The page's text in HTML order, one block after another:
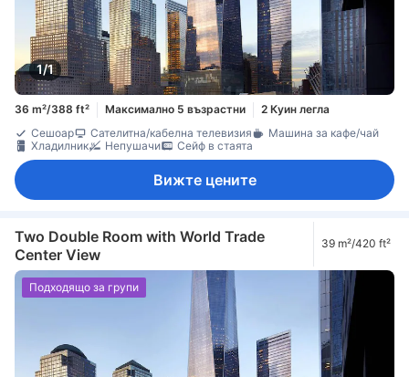
1/1
36 m²/388 ft² Максимално 5 възрастни
2 Куин легла
Сешоар
Сателитна/кабелна телевизия
Машина за кафе/чай
Хладилник
Непушачи Сейф в стаята
Вижте цените
Two Double Room with World Trade
Center View
39 m²/420 ft²
Подходящо за групи